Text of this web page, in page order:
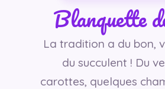
Blanquette
La tradition a du bon,
du succulent ! Du
carottes, quelques